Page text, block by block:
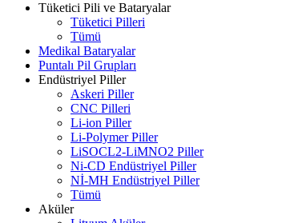
Tüketici Pili ve Bataryalar
Tüketici Pilleri
Tümü
Medikal Bataryalar
Puntalı Pil Grupları
Endüstriyel Piller
Askeri Piller
CNC Pilleri
Li-ion Piller
Li-Polymer Piller
LiSOCL2-LiMNO2 Piller
Ni-CD Endüstriyel Piller
Nİ-MH Endüstriyel Piller
Tümü
Aküler